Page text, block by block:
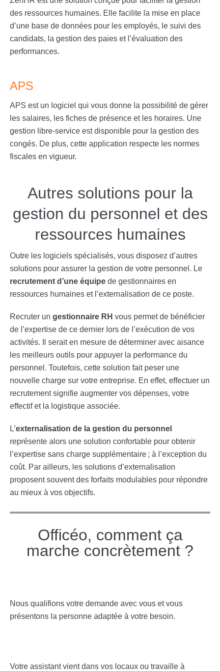
des ressources humaines. Elle facilite la mise en place
d’une base de données pour les employés, le suivi des
candidats, la gestion des paies et l’évaluation des
performances.
APS
APS est un logiciel qui vous donne la possibilité de gérer
les salaires, les fiches de présence et les horaires. Une
gestion libre-service est disponible pour la gestion des
congés. De plus, cette application respecte les normes
fiscales en vigueur.
Autres solutions pour la
gestion du personnel et des
ressources humaines
Outre les logiciels spécialisés, vous disposez d’autres
solutions pour assurer la gestion de votre personnel. Le
recrutement d’une équipe de gestionnaires en
ressources humaines et l’externalisation de ce poste.
Recruter un gestionnaire RH vous permet de bénéficier
de l’expertise de ce dernier lors de l’exécution de vos
activités. Il serait en mesure de déterminer avec aisance
les meilleurs outils pour appuyer la performance du
personnel. Toutefois, cette solution fait peser une
nouvelle charge sur votre entreprise. En effet, effectuer un
recrutement signifie augmenter vos dépenses, votre
effectif et la logistique associée.
L’externalisation de la gestion du personnel
représente alors une solution confortable pour obtenir
l’expertise sans charge supplémentaire ; à l’exception du
coût. Par ailleurs, les solutions d’externalisation
proposent souvent des forfaits modulables pour répondre
au mieux à vos objectifs.
Officéo, comment ça
marche concrètement ?
Nous qualifions votre demande avec vous et vous
présentons la personne adaptée à votre besoin.
Votre assistant vient dans vos locaux ou travaille à